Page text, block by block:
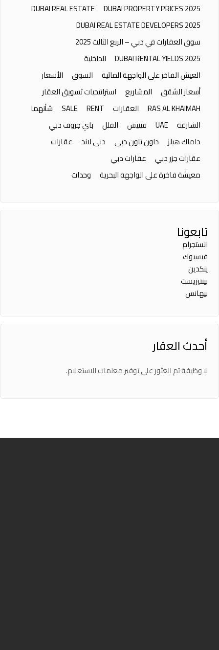
DUBAI PROPERTY PRICES 2025
DUBAI REAL ESTATE
DUBAI REAL ESTATE DEVELOPERS 2025
سوق العقارات في دبي – الربع الثالث 2025
DUBAI RENTAL YIELDS 2025
الداخلية
العيش الفاخر على الواجهة المائية
السوق
الأسعار
أسعار الشقق
المشاريع
استراتيجيات تسويق العقار
RAS AL KHAIMAH
العقارات RENT
SALE
شأنهما
الشارقة
UAE فينيس الفلل
باي جروف دبي
داماك هيلز
داون تاون دبى دبى لاند
عقارات
عقارات جزر دبي
عقارات دبي
معيشة فاخرة على الواجهة البحرية
وحدات
تابعونا
انستجرام
فيسبوك
ينكدين
بينتيريست
بيهانس
أحدث العقار
لا وظيفة تم العثور على توفير معلمات الاستعلام.